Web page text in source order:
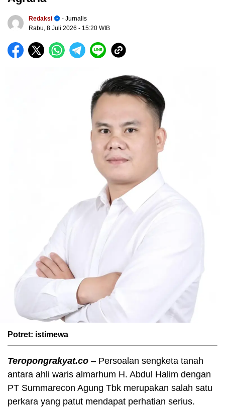
Redaksi
- Jurnalis
Rabu, 8 Juli 2026 - 15:20 WIB
Potret: istimewa
Teropongrakyat.co – Persoalan sengketa tanah
antara ahli waris almarhum H. Abdul Halim dengan
PT Summarecon Agung Tbk merupakan salah satu
perkara yang patut mendapat perhatian serius.